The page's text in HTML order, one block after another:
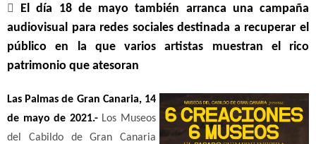
 El día 18 de mayo también arranca una campaña
audiovisual para redes sociales destinada a recuperar el
público en la que varios artistas muestran el rico
patrimonio que atesoran
Las Palmas de Gran Canaria, 14
de mayo de 2021.- Los Museos
del Cabildo de Gran Canaria